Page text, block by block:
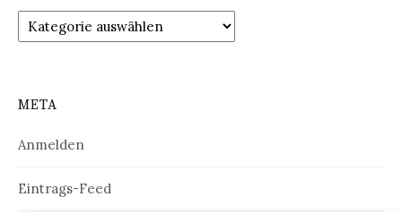
Kategorien
META
Anmelden
Eintrags-Feed